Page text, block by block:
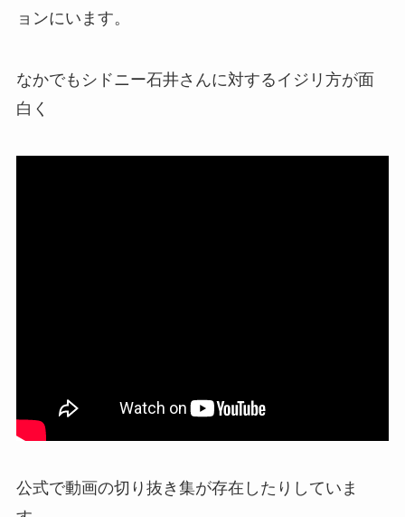
ョンにいます。
なかでもシドニー石井さんに対するイジリ方が面
白く
公式で動画の切り抜き集が存在したりしていま